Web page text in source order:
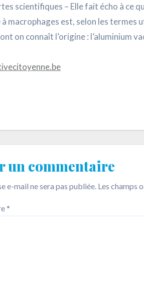
scientifiques – Elle fait écho à ce
macrophages est, selon les termes
on connaît l’origine : l’aluminium
un commentaire
e-mail ne sera pas publiée. Les champs
*